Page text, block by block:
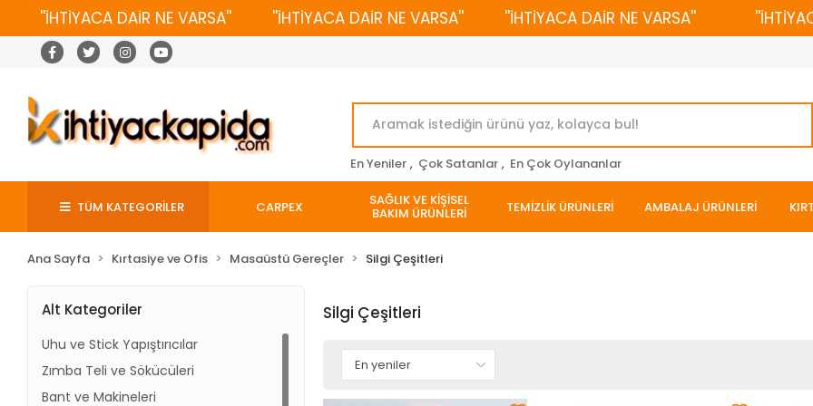
''İHTİYACA DAİR NE VARSA'' ''İHTİYACA DAİR NE VARSA'' ''İHTİYACA DAİR NE VARSA''
En Yeniler , Çok Satanlar , En Çok Oylananlar
TÜM KATEGORİLER CARPEX SAĞLIK VE KİŞİSEL
BAKIM ÜRÜNLERİ TEMİZLİK ÜRÜNLERİ AMBALAJ ÜRÜNLERİ
Ana Sayfa Kırtasiye ve Ofis Masaüstü Gereçler Silgi Çeşitleri
Alt Kategoriler
Uhu ve Stick Yapıştırıcılar
Zımba Teli ve Sökücüleri
Bant ve Makineleri
Silgi Çeşitleri